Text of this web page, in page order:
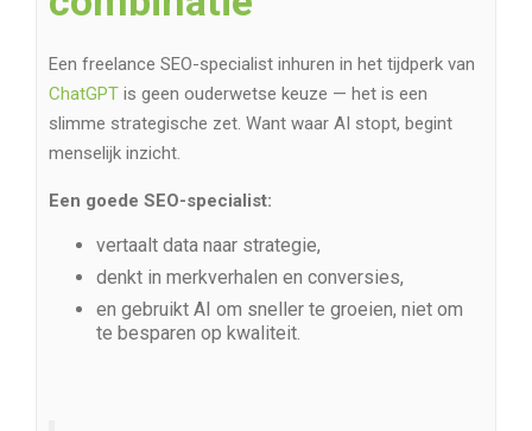
Een freelance SEO-specialist inhuren in het tijdperk van
ChatGPT is geen ouderwetse keuze — het is een
slimme strategische zet. Want waar AI stopt, begint
menselijk inzicht.
Een goede SEO-specialist:
vertaalt data naar strategie,
denkt in merkverhalen en conversies,
en gebruikt AI om sneller te groeien, niet om
te besparen op kwaliteit.